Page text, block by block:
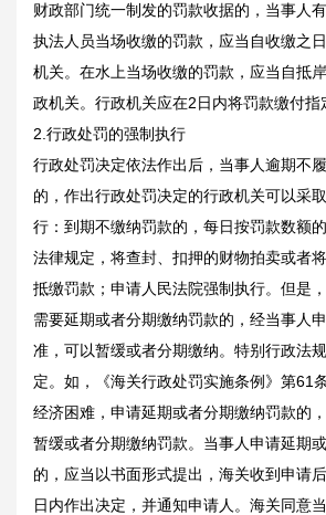
财政部门统一制发的罚款收据的，当事人
执法人员当场收缴的罚款，应当自收缴之
机关。在水上当场收缴的罚款，应当自抵
政机关。行政机关应在2日内将罚款缴付指
2.行政处罚的强制执行
行政处罚决定依法作出后，当事人逾期不
的，作出行政处罚决定的行政机关可以采
行：到期不缴纳罚款的，每日按罚款数额
法律规定，将查封、扣押的财物拍卖或者
抵缴罚款；申请人民法院强制执行。但是
需要延期或者分期缴纳罚款的，经当事人
准，可以暂缓或者分期缴纳。特别行政法
定。如，《海关行政处罚实施条例》第61
经济困难，申请延期或者分期缴纳罚款的
暂缓或者分期缴纳罚款。当事人申请延期
的，应当以书面形式提出，海关收到申请
日内作出决定，并通知申请人。海关同意